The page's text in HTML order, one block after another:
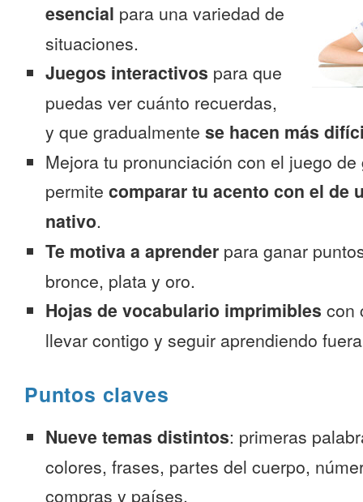
esencial para una variedad de
situaciones.
Juegos interactivos para que
puedas ver cuánto recuerdas,
y que gradualmente se hacen más
Mejora tu pronunciación con el juego
permite comparar tu acento con el de
nativo.
Te motiva a aprender para ganar
bronce, plata y oro.
Hojas de vocabulario imprimibles con
llevar contigo y seguir aprendiendo
Puntos claves
Nueve temas distintos: primeras
colores, frases, partes del cuerpo,
compras y países.